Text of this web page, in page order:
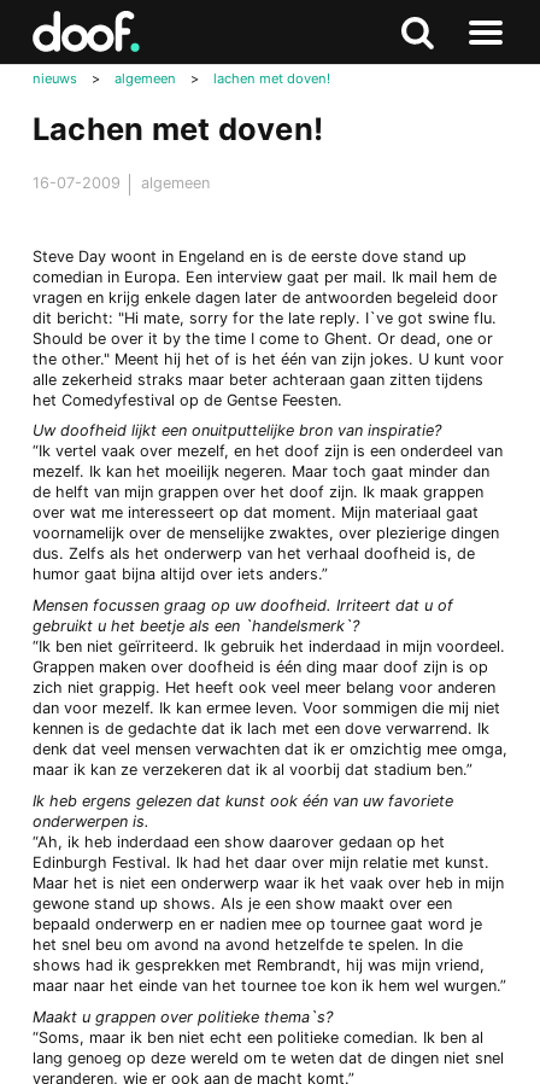
Zoeken
Naar
nieuws > algemeen > lachen met doven!
Lachen met doven!
16-07-2009 algemeen
Steve Day woont in Engeland en is de eerste dove stand up
comedian in Europa. Een interview gaat per mail. Ik mail hem de
vragen en krijg enkele dagen later de antwoorden begeleid door
dit bericht: "Hi mate, sorry for the late reply. I`ve got swine flu.
Should be over it by the time I come to Ghent. Or dead, one or
the other." Meent hij het of is het één van zijn jokes. U kunt voor
alle zekerheid straks maar beter achteraan gaan zitten tijdens
het Comedyfestival op de Gentse Feesten.
Uw doofheid lijkt een onuitputtelijke bron van inspiratie?
“Ik vertel vaak over mezelf, en het doof zijn is een onderdeel van
mezelf. Ik kan het moeilijk negeren. Maar toch gaat minder dan
de helft van mijn grappen over het doof zijn. Ik maak grappen
over wat me interesseert op dat moment. Mijn materiaal gaat
voornamelijk over de menselijke zwaktes, over plezierige dingen
dus. Zelfs als het onderwerp van het verhaal doofheid is, de
humor gaat bijna altijd over iets anders.”
Mensen focussen graag op uw doofheid. Irriteert dat u of
gebruikt u het beetje als een `handelsmerk`?
“Ik ben niet geïrriteerd. Ik gebruik het inderdaad in mijn voordeel.
Grappen maken over doofheid is één ding maar doof zijn is op
zich niet grappig. Het heeft ook veel meer belang voor anderen
dan voor mezelf. Ik kan ermee leven. Voor sommigen die mij niet
kennen is de gedachte dat ik lach met een dove verwarrend. Ik
denk dat veel mensen verwachten dat ik er omzichtig mee omga,
maar ik kan ze verzekeren dat ik al voorbij dat stadium ben.”
Ik heb ergens gelezen dat kunst ook één van uw favoriete
onderwerpen is.
“Ah, ik heb inderdaad een show daarover gedaan op het
Edinburgh Festival. Ik had het daar over mijn relatie met kunst.
Maar het is niet een onderwerp waar ik het vaak over heb in mijn
gewone stand up shows. Als je een show maakt over een
bepaald onderwerp en er nadien mee op tournee gaat word je
het snel beu om avond na avond hetzelfde te spelen. In die
shows had ik gesprekken met Rembrandt, hij was mijn vriend,
maar naar het einde van het tournee toe kon ik hem wel wurgen.”
Maakt u grappen over politieke thema`s?
“Soms, maar ik ben niet echt een politieke comedian. Ik ben al
lang genoeg op deze wereld om te weten dat de dingen niet snel
veranderen, wie er ook aan de macht komt.”
Doof.nl
Zoeken